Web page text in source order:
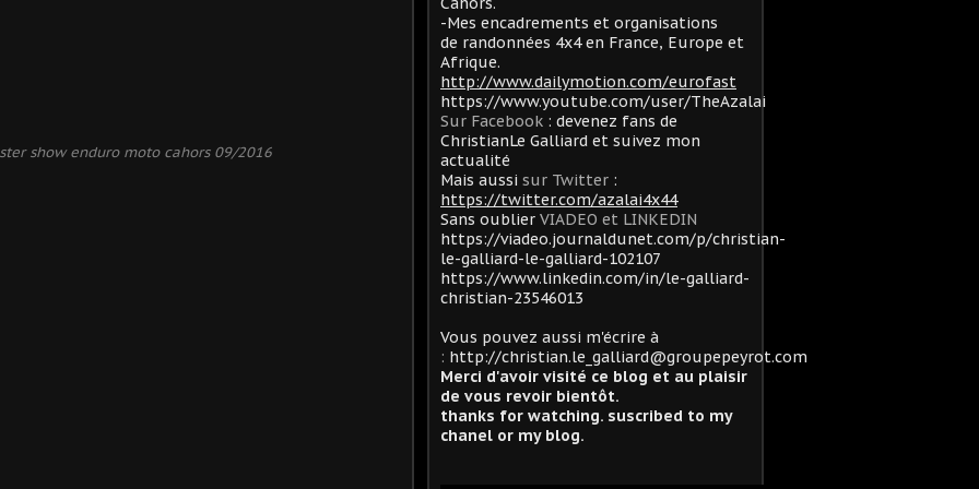
show enduro moto cahors 09/2016
-Mes encadrements et organisations
de randonnées 4x4 en France, Europe et
Afrique.
http://www.dailymotion.com/eurofast
https://www.youtube.com/user/TheAzalai
Sur Facebook : devenez fans de
ChristianLe Galliard et suivez mon
actualité
Mais aussi sur Twitter :
https://twitter.com/azalai4x44
Sans oublier VIADEO et LINKEDIN
https://viadeo.journaldunet.com/p/christian-
le-galliard-le-galliard-102107
https://www.linkedin.com/in/le-galliard-
christian-23546013
Vous pouvez aussi m'écrire à
: http://christian.le_galliard@groupepeyrot.com
Merci d'avoir visité ce blog et au plaisir
de vous revoir bientôt.
thanks for watching. suscribed to my
chanel or my blog.